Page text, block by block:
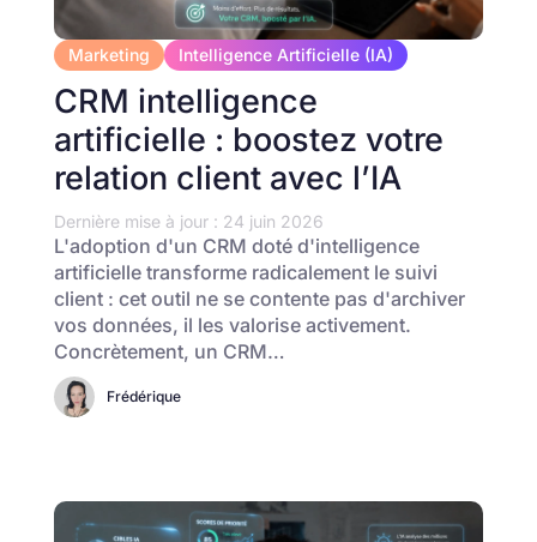
Marketing Intelligence Artificielle (IA)
CRM intelligence
artificielle : boostez votre
relation client avec l’IA
Dernière mise à jour : 24 juin 2026
L'adoption d'un CRM doté d'intelligence
artificielle transforme radicalement le suivi
client : cet outil ne se contente pas d'archiver
vos données, il les valorise activement.
Concrètement, un CRM…
Frédérique